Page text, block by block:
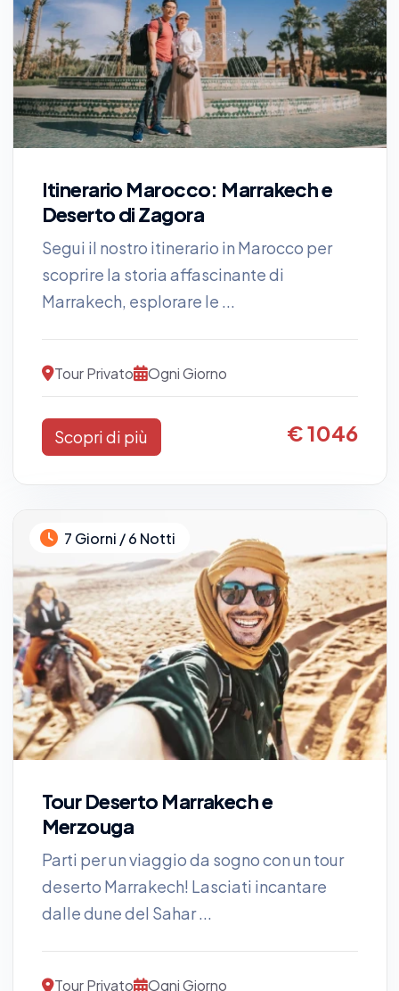
Itinerario Marocco: Marrakech e
Deserto di Zagora
Segui il nostro itinerario in Marocco per
scoprire la storia affascinante di
Marrakech, esplorare le ...
Tour Privato Ogni Giorno
Scopri di più € 1046
7 Giorni / 6 Notti
Tour Deserto Marrakech e
Merzouga
Parti per un viaggio da sogno con un tour
deserto Marrakech! Lasciati incantare
dalle dune del Sahar ...
Tour Privato Ogni Giorno